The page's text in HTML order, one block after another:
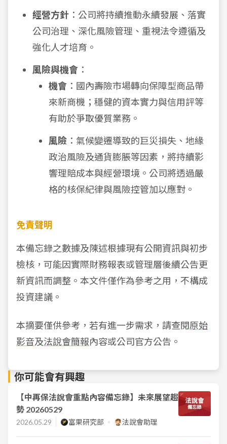
經營方針 ：公司將持續推動永續發展、落實
公司治理、深化風險管理、重視法令遵循及
強化人才培育。
風險與機會 ：
機會 ：國內壽險市場轉向保障型商品帶
來新商機；穩健的資本實力與信用評等
有助於爭取優質業務。
風險 ：氣候變遷導致的巨災損失、地緣
政治風險及通貨膨脹等因素，將持續影
響理賠成本與經營環境。公司將透過嚴
格的核保紀律與風險控管加以應對。
免責聲明
本備忘錄之數據及陳述根據現有公開資訊與初步
檢核，可能因實際財務報表或管理層後續公告更
新資訊而調整。本文件僅作為參考之用，不構成
投資建議。
本摘要僅供參考，若有進一步需求，請查閱原始
影音及法說會簡報內容或公司官方公告。
你可能會有興趣
【中再保法說會重點內容備忘錄】未來展望趨
勢 20260529
2026.05.29 富果研究部 法說會助理